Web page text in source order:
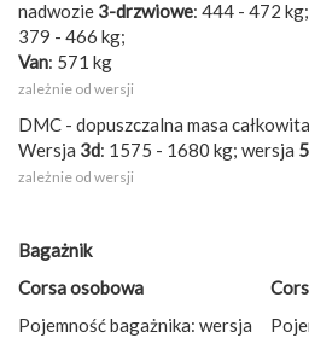
nadwozie 3-drzwiowe: 444 - 472
379 - 466 kg;
Van: 571 kg
zależnie od wersji
DMC - dopuszczalna masa
Wersja 3d: 1575 - 1680 kg; wersja
zależnie od wersji
Bagażnik
Corsa osobowa
Pojemność bagażnika: wersja